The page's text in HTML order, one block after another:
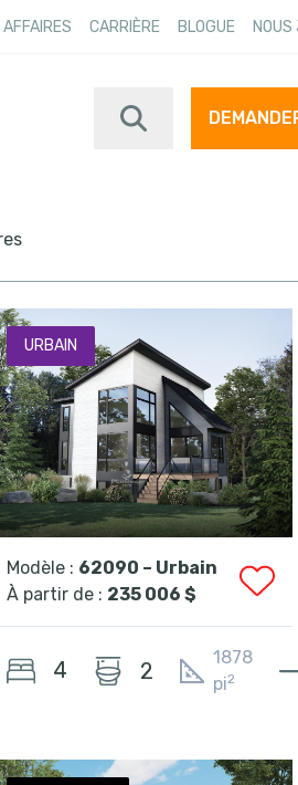
AFFAIRES CARRIÈRE BLOGUE NOUS
URBAIN
Modèle : 62090 – Urbain
À partir de : 235 006 $
4 2
1878
pi2